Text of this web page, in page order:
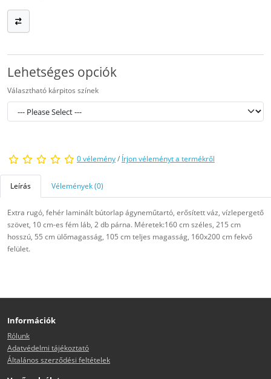
Lehetséges opciók
Választható kárpitos színek
0 vélemény/ Írjon véleményt a termékről
Leírás Vélemények (0)
Extra rugó, fehér laminált bútorlap ágyneműtartó, erősített váz, vízlepergető
szövet, 10 cm-es fém láb, 2 db párna. Méretek:160 cm széles, 215 cm
hosszú, 55 cm ülőmagasság, 105 cm teljes magasság, 160x200 cm fekvő
felület.
Információk
Rólunk
Adatvédelmi tájékoztató
Általános szerződési feltételek